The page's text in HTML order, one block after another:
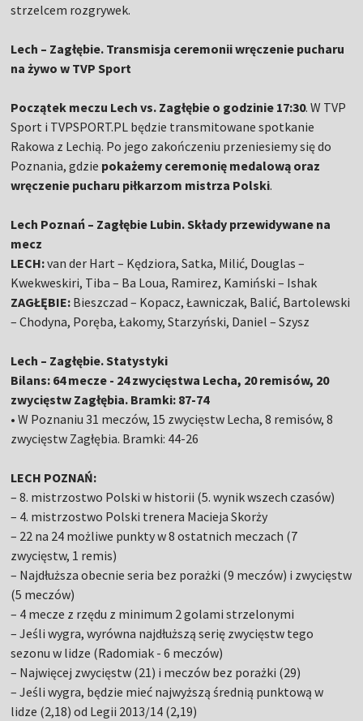
strzelcem rozgrywek.
Lech – Zagłębie. Transmisja ceremonii wręczenie pucharu
na żywo w TVP Sport
Początek meczu Lech vs. Zagłębie o godzinie 17:30. W TVP
Sport i TVPSPORT.PL będzie transmitowane spotkanie
Rakowa z Lechią. Po jego zakończeniu przeniesiemy się do
Poznania, gdzie pokażemy ceremonię medalową oraz
wręczenie pucharu piłkarzom mistrza Polski.
Lech Poznań – Zagłębie Lubin. Składy przewidywane na
mecz
LECH:van der Hart – Kędziora, Satka, Milić, Douglas –
Kwekweskiri, Tiba – Ba Loua, Ramirez, Kamiński – Ishak
ZAGŁĘBIE: Bieszczad – Kopacz, Ławniczak, Balić, Bartolewski
– Chodyna, Poręba, Łakomy, Starzyński, Daniel – Szysz
Lech – Zagłębie. Statystyki
Bilans: 64 mecze - 24 zwycięstwa Lecha, 20 remisów, 20
zwycięstw Zagłębia. Bramki: 87-74
• W Poznaniu 31 meczów, 15 zwycięstw Lecha, 8 remisów, 8
zwycięstw Zagłębia. Bramki: 44-26
LECH POZNAŃ:
– 8. mistrzostwo Polski w historii (5. wynik wszech czasów)
– 4. mistrzostwo Polski trenera Macieja Skorży
– 22 na 24 możliwe punkty w 8 ostatnich meczach (7
zwycięstw, 1 remis)
– Najdłuższa obecnie seria bez porażki (9 meczów) i zwycięstw
(5 meczów)
– 4 mecze z rzędu z minimum 2 golami strzelonymi
– Jeśli wygra, wyrówna najdłuższą serię zwycięstw tego
sezonu w lidze (Radomiak - 6 meczów)
– Najwięcej zwycięstw (21) i meczów bez porażki (29)
– Jeśli wygra, będzie mieć najwyższą średnią punktową w
lidze (2,18) od Legii 2013/14 (2,19)